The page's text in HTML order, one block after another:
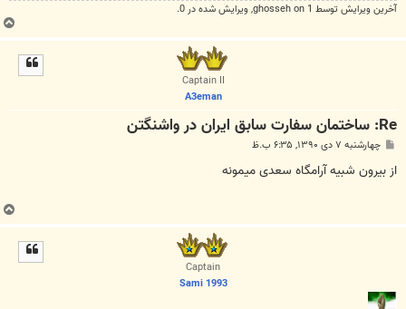
آخرین ويرايش توسط 1 on ghosseh, ويرايش شده در 0.
Captain II
A3eman
Re: ساختمان سفارت سابق ایران در واشنگتن
س
ت
چهارشنبه ۷ دی ۱۳۹۰, ۶:۳۵ ب.ظ
از بیرون شبیه آرامگاه سعدی میمونه
Captain
Sami 1993